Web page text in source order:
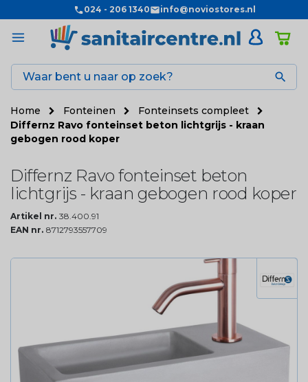
024 - 206 1340 info@noviostores.nl

Home Fonteinen
Fonteinsets compleet
Differnz Ravo fonteinset beton lichtgrijs - kraan
gebogen rood koper
Differnz Ravo fonteinset beton
lichtgrijs - kraan gebogen rood koper
Artikel nr. 38.400.91
EAN nr. 8712793557709